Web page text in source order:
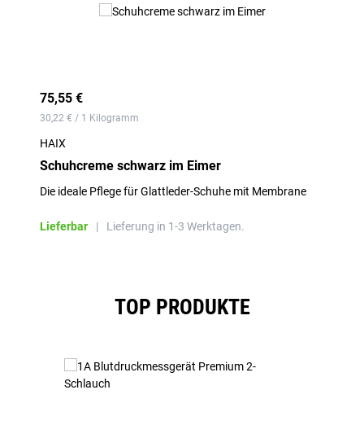
75,55 €
30,22 € / 1 Kilogramm
HAIX
Schuhcreme schwarz im Eimer
Die ideale Pflege für Glattleder-Schuhe mit Membrane
Lieferbar | Lieferung in 1-3 Werktagen.
TOP PRODUKTE